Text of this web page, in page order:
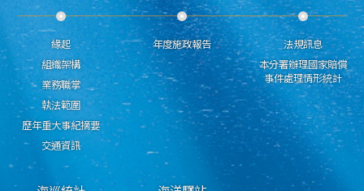
緣起
組織架構
業務職掌
執法範圍
歷年重大事紀摘要
交通資訊
年度施政報告
法規訊息
本分署辦理國家賠償
事件處理情形統計